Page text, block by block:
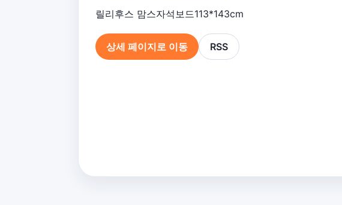
릴리후스 맘스자석보드113*143cm
상세 페이지로 이동 RSS